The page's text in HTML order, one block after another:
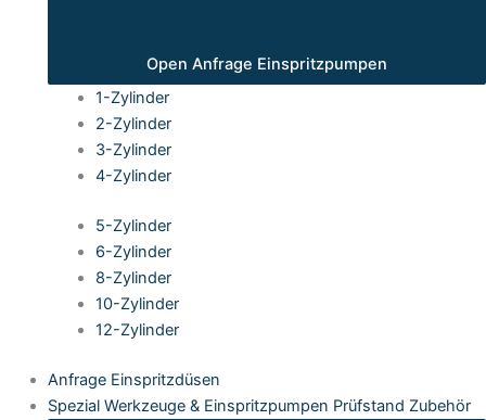
Open Anfrage Einspritzpumpen
1-Zylinder
2-Zylinder
3-Zylinder
4-Zylinder
5-Zylinder
6-Zylinder
8-Zylinder
10-Zylinder
12-Zylinder
Anfrage Einspritzdüsen
Spezial Werkzeuge & Einspritzpumpen Prüfstand Zubehör